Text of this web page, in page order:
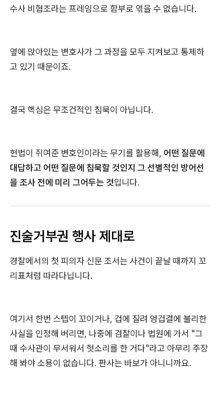
수사 비협조라는 프레임으로 함부로 엮을 수 없습니다.
옆에 앉아있는 변호사가 그 과정을 모두 지켜보고 통제하
고 있기 때문이죠.
결국 핵심은 무조건적인 침묵이 아닙니다.
헌법이 쥐여준 변호인이라는 무기를 활용해, 어떤 질문에
대답하고 어떤 질문에 침묵할 것인지 그 선별적인 방어선
을 조사 전에 미리 그어두는 것입니다.
진술거부권 행사 제대로
경찰에서의 첫 피의자 신문 조서는 사건이 끝날 때까지 꼬
리표처럼 따라다닙니다.
여기서 한번 스텝이 꼬이거나, 겁에 질려 엉겁결에 불리한
사실을 인정해 버리면, 나중에 검찰이나 법원에 가서 "그
때 수사관이 무서워서 헛소리를 한 거다"라고 아무리 주장
해 봐야 소용이 없습니다. 판사는 바보가 아니니까요.